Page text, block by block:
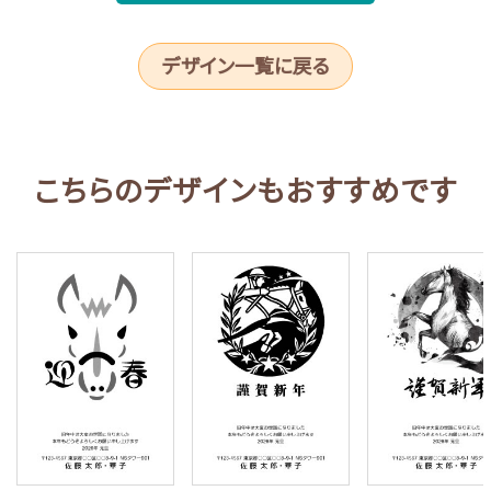
デザイン一覧に戻る
こちらのデザインもおすすめです